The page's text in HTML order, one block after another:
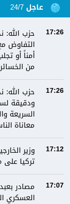
عاجل 24/7
17:26
حزب الله:
التفاوض
أمناً أو
من
17:26
حزب الله:
ودقيقة
السريعة
معاناة
17:12
وزير
تركيا على
17:07
مصادر
العسكري